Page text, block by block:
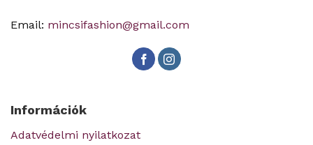
Email: mincsifashion@gmail.com
Információk
Adatvédelmi nyilatkozat